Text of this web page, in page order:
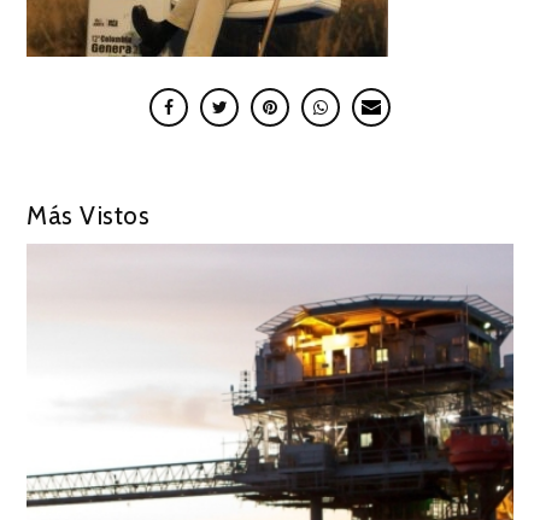
Más Vistos